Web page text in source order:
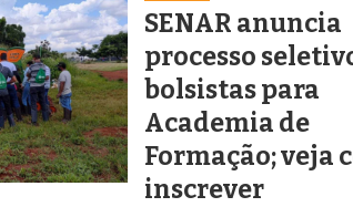
SENAR anuncia
processo
bolsistas para
Academia de
Formação; veja
inscrever